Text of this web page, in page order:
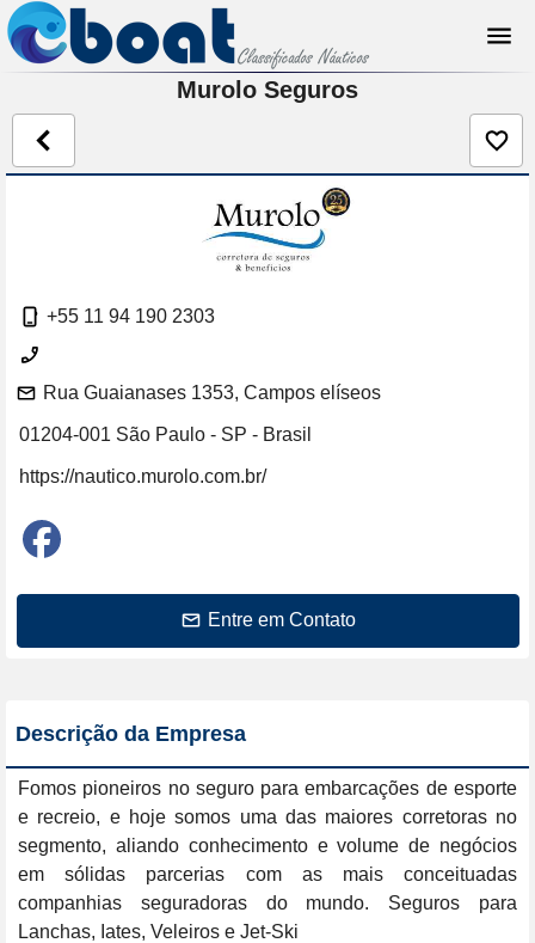
Murolo Seguros
+55 11 94 190 2303
Rua Guaianases 1353, Campos elíseos
01204-001 São Paulo - SP - Brasil
https://nautico.murolo.com.br/
Entre em Contato
Descrição da Empresa
Fomos pioneiros no seguro para embarcações de esporte
e recreio, e hoje somos uma das maiores corretoras no
segmento, aliando conhecimento e volume de negócios
em sólidas parcerias com as mais conceituadas
companhias seguradoras do mundo. Seguros para
Lanchas, Iates, Veleiros e Jet-Ski